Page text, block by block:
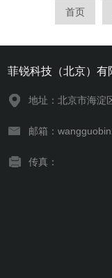
化、光电响应波...
首页
菲锐科技（北京）有
地址：北京市海淀
邮箱：
传真：